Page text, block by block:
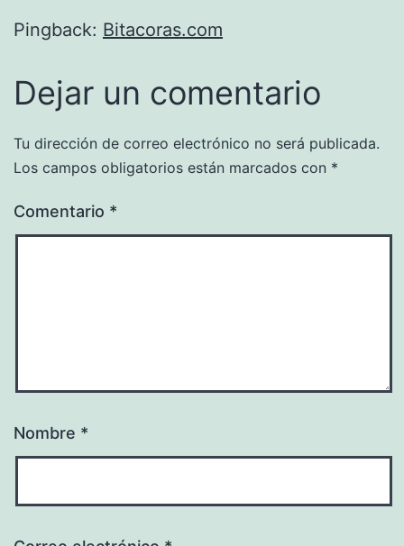
Pingback: Bitacoras.com
Dejar un comentario
Tu dirección de correo electrónico no será publicada.
Los campos obligatorios están marcados con *
Comentario *
Nombre *